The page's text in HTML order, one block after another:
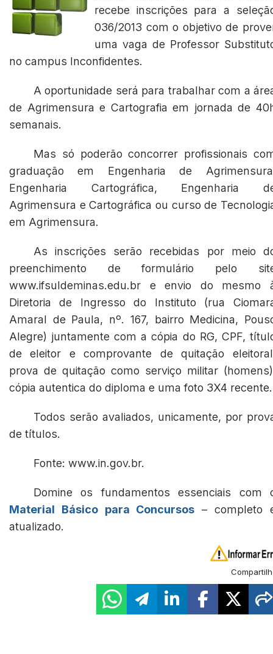
recebe inscrições para a
036/2013 com o objetivo de
uma vaga de Professor
no campus Inconfidentes.
A oportunidade será para trabalhar com a
de Agrimensura e Cartografia em jornada de
semanais.
Mas só poderão concorrer profissionais
graduação em Engenharia de
Engenharia Cartográfica, Engenharia
Agrimensura e Cartográfica ou curso de
em Agrimensura.
As inscrições serão recebidas por meio
preenchimento de formulário pelo
www.ifsuldeminas.edu.br e envio do mesmo
Diretoria de Ingresso do Instituto (rua
Amaral de Paula, nº. 167, bairro Medicina,
Alegre) juntamente com a cópia do RG, CPF,
de eleitor e comprovante de quitação
prova de quitação como serviço militar
cópia autentica do diploma e uma foto 3X4 recente.
Todos serão avaliados, unicamente, por
de títulos.
Fonte: www.in.gov.br.
Domine os fundamentos essenciais com
Material Básico para Concursos – completo
atualizado.